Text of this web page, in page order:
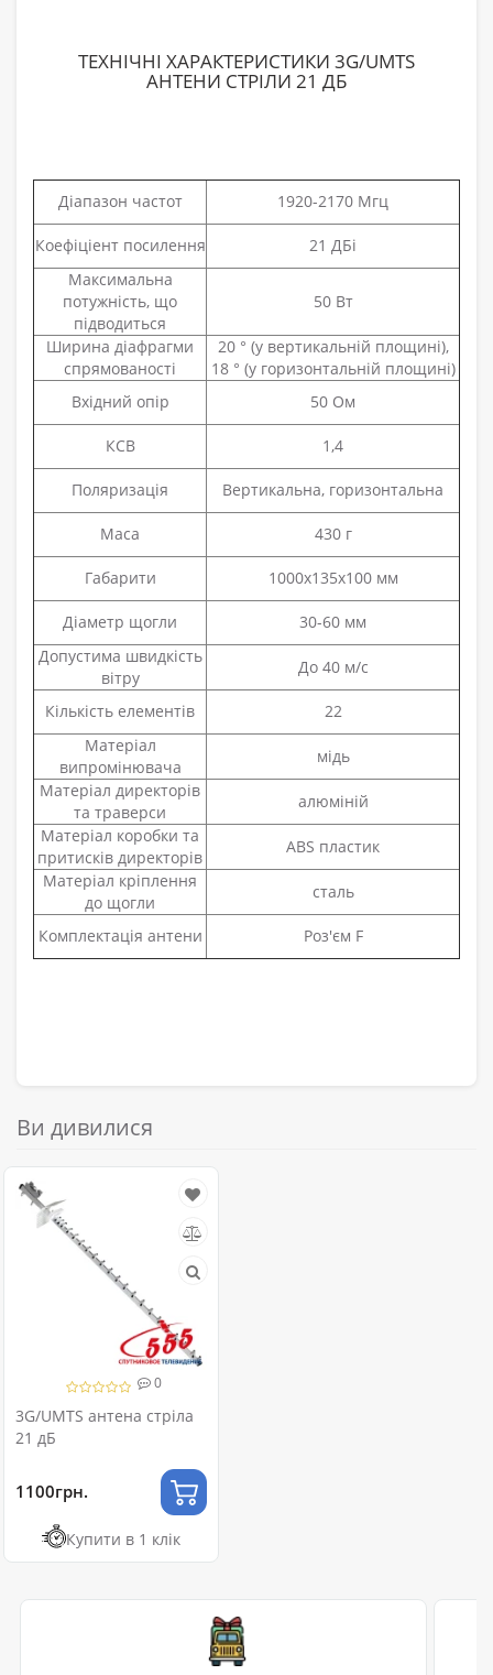
ТЕХНІЧНІ ХАРАКТЕРИСТИКИ 3G/UMTS
АНТЕНИ СТРІЛИ 21 ДБ
Діапазон частот 1920-2170 Мгц
Коефіціент посилення
21 ДБі
Максимальна
потужність, що
підводиться
50 Вт
Ширина діафрагми
спрямованості
20 ° (у вертикальній площині),
18 ° (у горизонтальній площині)
Вхідний опір
50 Ом
КСВ 1,4
Поляризація Вертикальна, горизонтальна
Маса 430 г
Габарити 1000х135х100 мм
Діаметр щогли
30-60 мм
Допустима швидкість
вітру
До 40 м/с
Кількість елементів
22
Матеріал
випромінювача
мідь
Матеріал директорів
та траверси
алюміній
Матеріал коробки та
притисків директорів
ABS пластик
Матеріал кріплення
до щогли
сталь
Комплектація антени Роз'єм F
Ви дивилися
0
3G/UMTS антена стріла
21 дБ
1100грн.
Купити в 1 клік